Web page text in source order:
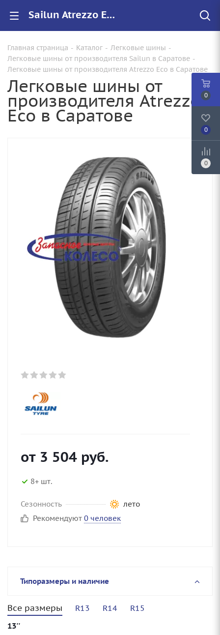
Sailun Atrezzo Eco купить в Саратове, цены на резину Atrezzo Eco для авто
Главная страница - Каталог - Легковые шины -
Легковые шины от производителя Sailun в Саратове -
Легковые шины от производителя Atrezzo Eco в Саратове
Легковые шины от
производителя Atrezzo
Eco в Саратове
от 3 504 руб.
8+ шт.
Сезонность
лето
Рекомендуют 0 человек
Типоразмеры и наличие
Все размеры R13 R14
R15
13''
0
0
0